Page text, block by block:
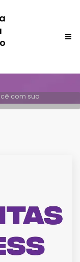
com sua